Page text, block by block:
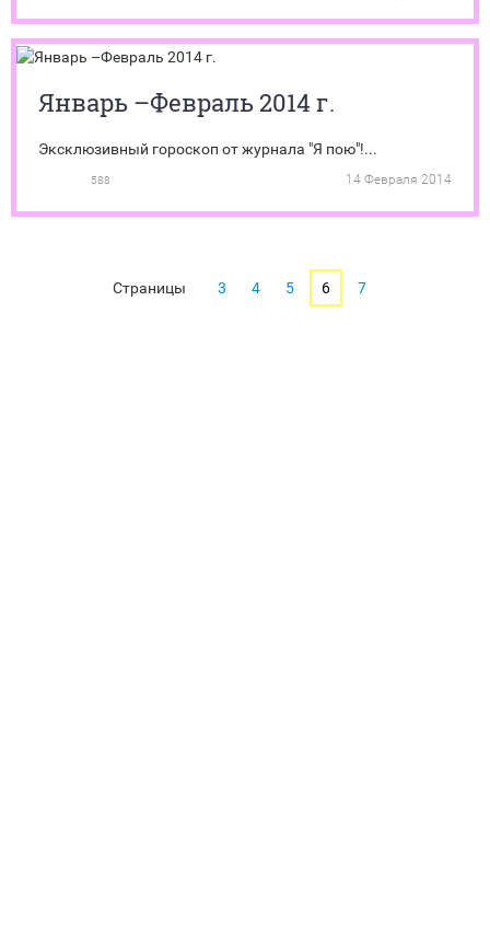
Январь –Февраль 2014 г.
Эксклюзивный гороскоп от журнала "Я пою"!...
588 14 Февраля 2014
Страницы 3 4 5 6 7